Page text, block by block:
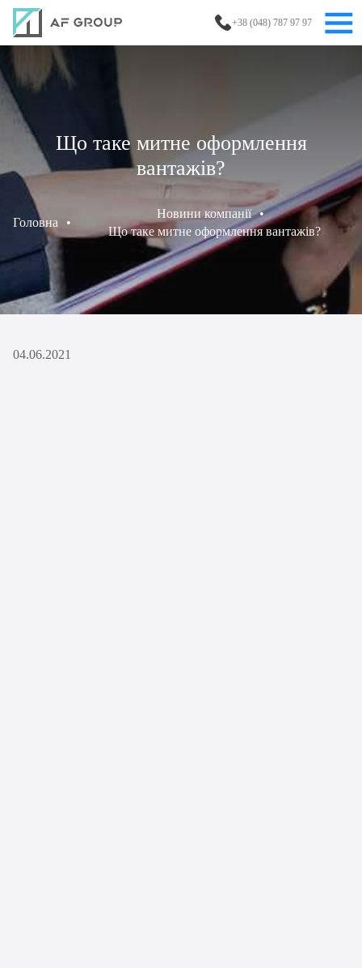
+38 (048) 787 97 97
Що таке митне оформлення
вантажів?
Головна •
Новини компанії •
Що таке митне оформлення вантажів?
04.06.2021